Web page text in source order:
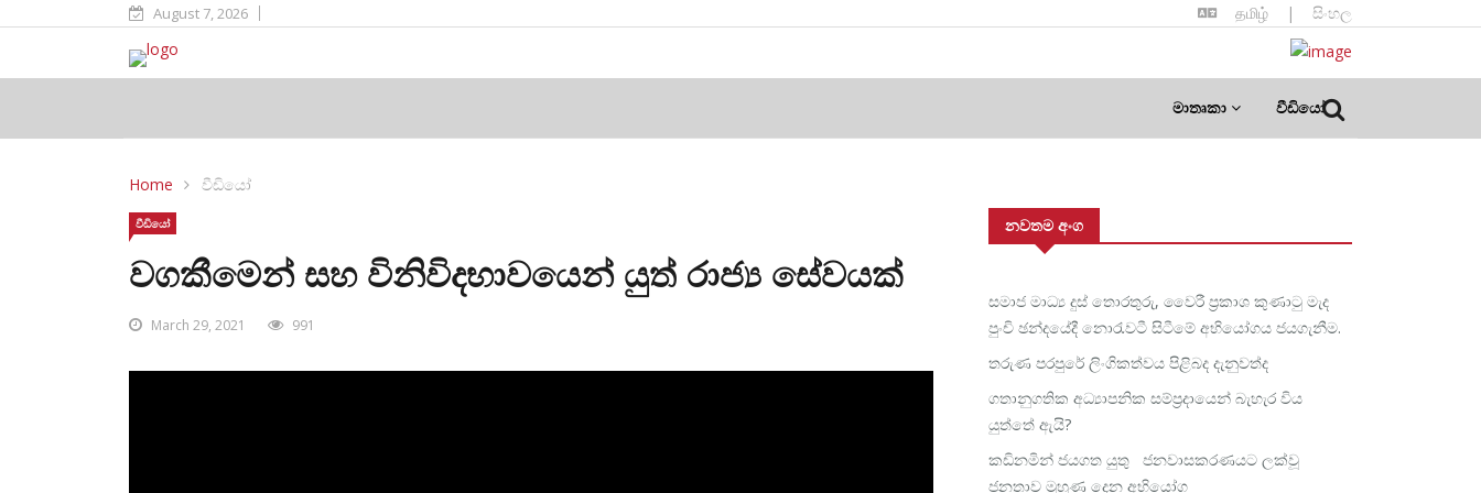
August 7, 2026 தமிழ் | සිංහල
මාතෘකා වීඩියෝ
Home වීඩියෝ
වීඩියෝ
වගකීමෙන් සහ විනිවිදභාවයෙන් යුත් රාජ්‍ය සේවයක්
March 29, 2021 991
නවතම අංග
සමාජ මාධ්‍ය දුස් තොරතුරු, වෛරී ප්‍රකාශ කුණාටු මැද
පුංචි ඡන්දයේදී නොරැවටී සිටීමේ අභියෝගය ජයගැනීම.
තරුණ පරපුරේ ලිංගිකත්වය පිළිබද දැනුවත්ද
ගතානුගතික අධ්‍යාපනික සම්ප්‍රදායෙන් බැහැර විය
යුත්තේ ඇයි?
කඩිනමින් ජයගත යුතු ජනවාසකරණයට ලක්වූ
ජනතාව මුහුණ දෙන අභියෝග